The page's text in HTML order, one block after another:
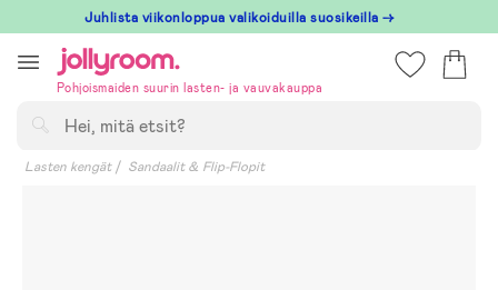
till
innehållet
Juhlista viikonloppua valikoiduilla suosikeilla →
Pohjoismaiden suurin lasten- ja vauvakauppa
Lasten kengät Sandaalit & Flip-Flopit